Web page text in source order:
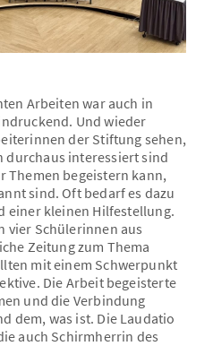
Arbeiten war auch in
Und wieder
der Stiftung sehen,
durchaus interessiert sind
Themen begeistern kann,
sind. Oft bedarf es dazu
einer kleinen Hilfestellung.
vier Schülerinnen aus
Zeitung zum Thema
mit einem Schwerpunkt
Die Arbeit begeisterte
und die Verbindung
dem, was ist. Die Laudatio
auch Schirmherrin des